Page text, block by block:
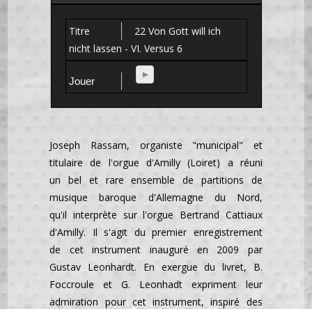
22 Von Gott will ich
nicht lassen - VI. Versus 6
Joseph Rassam, organiste "municipal" et
titulaire de l'orgue d'Amilly (Loiret) a réuni
un bel et rare ensemble de partitions de
musique baroque d'Allemagne du Nord,
qu'il interprète sur l'orgue Bertrand Cattiaux
d'Amilly. Il s'agit du premier enregistrement
de cet instrument inauguré en 2009 par
Gustav Leonhardt. En exergue du livret, B.
Foccroule et G. Leonhadt expriment leur
admiration pour cet instrument, inspiré des